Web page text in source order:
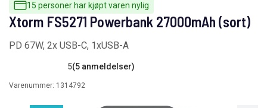
15 personer har kjøpt varen nylig
Xtorm FS5271 Powerbank 27000mAh (sort)
PD 67W, 2x USB-C, 1xUSB-A
5(5 anmeldelser)
Varenummer: 1314792